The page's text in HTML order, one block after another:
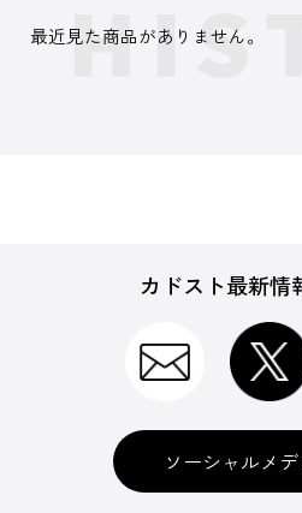
最近見た商品がありません。
カドスト最新情
ソーシャルメ